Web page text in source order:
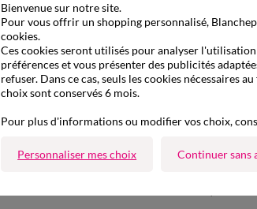
D'autres idées de
Bienvenue sur notre site.
Pour vous offrir un shopping personnalisé,
cookies.
Ces cookies seront utilisés pour analyser
préférences et vous présenter des publicités
refuser. Dans ce cas, seuls les cookies nécessaires
choix sont conservés 6 mois.
Pour plus d'informations ou modifier vos choix,
Personnaliser mes choix Continuer sans